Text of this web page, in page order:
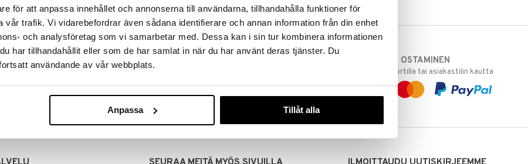
för att anpassa innehållet och annonserna till användarna, tillhandahålla funktioner för
vår trafik. Vi vidarebefordrar även sådana identifierare och annan information från din enhet
och analysföretag som vi samarbetar med. Dessa kan i sin tur kombinera informationen
har tillhandahållit eller som de har samlat in när du har använt deras tjänster. Du
användande av vår webbplats.
Anpassa Tillåt alla
EDULLISET HINNAT
Voit olla varma, että teet löytöjä sivuillamme.
TURVALLINEN OSTAMINEN
laskulla, pankkikortilla tai asiakastilin kautta